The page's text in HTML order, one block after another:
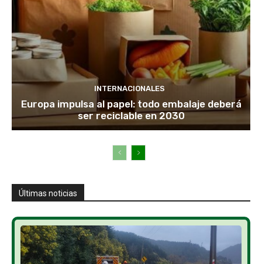
INTERNACIONALES
Europa impulsa al papel: todo embalaje deberá
ser reciclable en 2030
Últimas noticias